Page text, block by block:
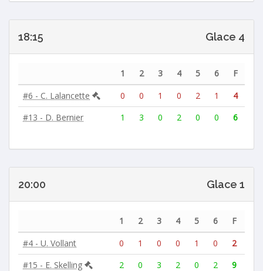
18:15 Glace 4
1 2 3 4 5 6
F
#6 - C. Lalancette
0 0 1 0 2 1
4
#13 - D. Bernier
1 3 0 2 0 0 6
20:00 Glace 1
1 2 3 4 5 6
F
#4 - U. Vollant
0 1 0 0 1 0
2
#15 - E. Skelling
2 0 3 2 0 2 9